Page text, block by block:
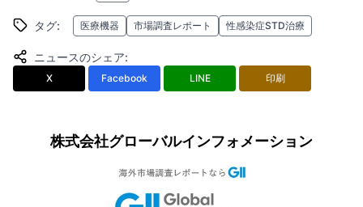
タグ: 医療機器 市場調査レポート 性感染症STD治療
ニュースのシェア:
X Facebook LINE 印刷
株式会社グローバルインフォメーション